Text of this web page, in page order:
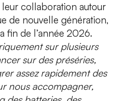
collaboration autour
de nouvelle génération,
fin de l’année 2026.
sur plusieurs
sur des préséries,
assez rapidement des
nous accompagner,